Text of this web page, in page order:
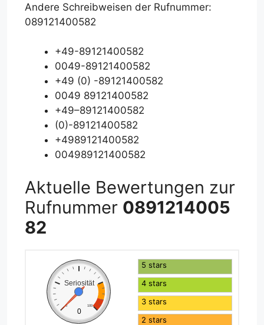
Andere Schreibweisen der Rufnummer:
089121400582
+49-89121400582
0049-89121400582
+49 (0) -89121400582
0049 89121400582
+49–89121400582
(0)-89121400582
+4989121400582
004989121400582
Aktuelle Bewertungen zur
Rufnummer 0891214005
82
Seriosität
0 100
0
5 stars
4 stars
3 stars
2 stars